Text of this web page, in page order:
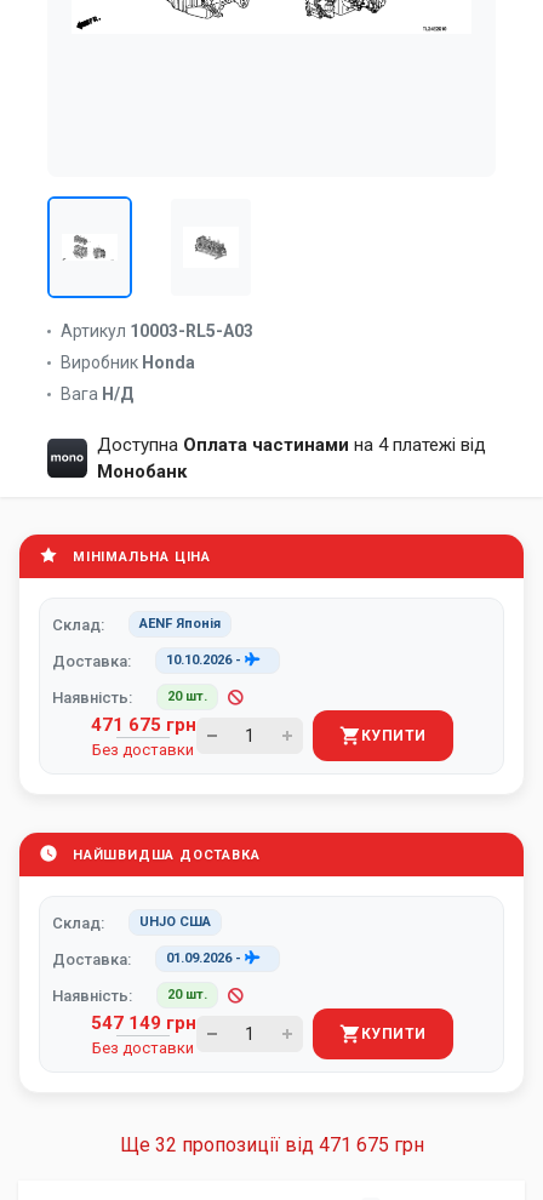
Артикул 10003-RL5-A03
Виробник Honda
Вага Н/Д
Доступна Оплата частинами на 4 платежі від
Монобанк
МІНІМАЛЬНА ЦІНА
Склад: AENF Японія
Доставка: 10.10.2026-
Наявність: 20 шт.
471 675 грн
Без доставки
КУПИТИ
НАЙШВИДША ДОСТАВКА
Склад: UHJO США
Доставка: 01.09.2026-
Наявність: 20 шт.
547 149 грн
Без доставки
КУПИТИ
Ще 32 пропозиції від 471 675 грн